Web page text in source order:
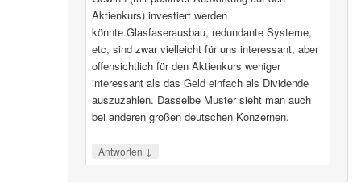
Aktienkurs) investiert werden
könnte.Glasfaserausbau, redundante Systeme,
etc, sind zwar vielleicht für uns interessant, aber
offensichtlich für den Aktienkurs weniger
interessant als das Geld einfach als Dividende
auszuzahlen. Dasselbe Muster sieht man auch
bei anderen großen deutschen Konzernen.
Antworten ↓